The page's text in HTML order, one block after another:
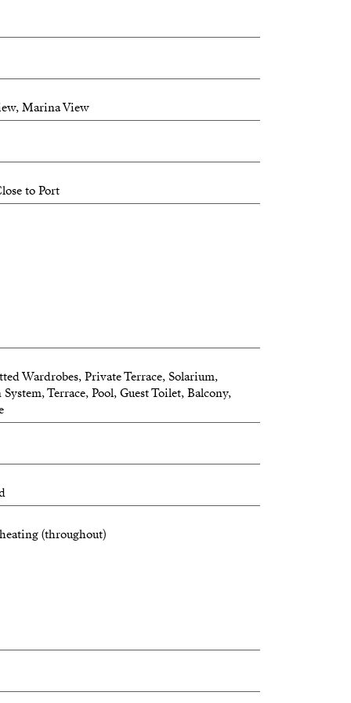
Marina View
to Port
Wardrobes, Private Terrace, Solarium,
Terrace, Pool, Guest Toilet, Balcony,
(throughout)